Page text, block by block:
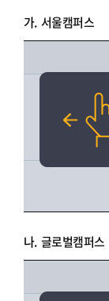
가. 서울캠퍼스
나. 글로벌캠퍼스